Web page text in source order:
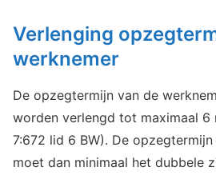
Verlenging
werknemer
De opzegtermijn van de
worden verlengd tot maximaal 6
7:672 lid 6 BW). De
moet dan minimaal het dubbele